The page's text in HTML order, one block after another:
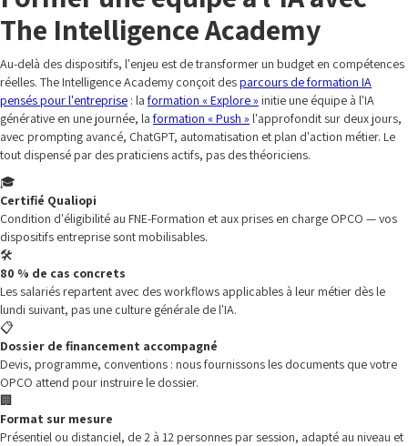
The Intelligence Academy
Au-delà des dispositifs, l'enjeu est de transformer un budget en compétences
réelles. The Intelligence Academy conçoit desparcours de formation IA
pensés pour l'entreprise : la formation « Explore » initie une équipe à l'IA
générative en une journée, la formation « Push » l'approfondit sur deux jours,
avec prompting avancé, ChatGPT, automatisation et plan d'action métier. Le
tout dispensé par des praticiens actifs, pas des théoriciens.
🎓
Certifié Qualiopi
Condition d'éligibilité au FNE-Formation et aux prises en charge OPCO — vos
dispositifs entreprise sont mobilisables.
🛠️
80 % de cas concrets
Les salariés repartent avec des workflows applicables à leur métier dès le
lundi suivant, pas une culture générale de l'IA.
📋
Dossier de financement accompagné
Devis, programme, conventions : nous fournissons les documents que votre
OPCO attend pour instruire le dossier.
🏢
Format sur mesure
Présentiel ou distanciel, de 2 à 12 personnes par session, adapté au niveau et